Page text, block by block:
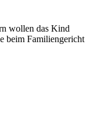
wollen das Kind
beim Familiengericht